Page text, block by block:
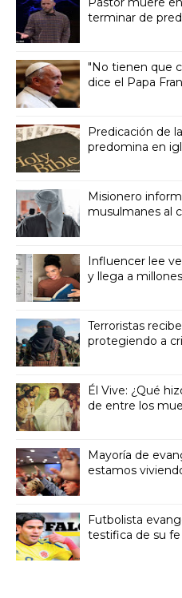
terminar de
"No tienen que
dice el Papa
Predicación de
predomina en
Misionero
musulmanes al
Influencer lee
y llega a
Terroristas
protegiendo a
Él Vive: ¿Qué
de entre los
Mayoría de
estamos
Futbolista
testifica de su